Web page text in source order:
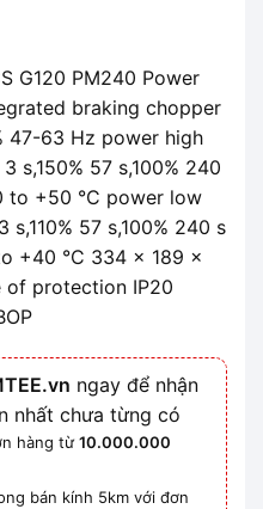
G120 PM240 Power
braking chopper
47-63 Hz power high
s,150% 57 s,100% 240
to +50 °C power low
s,110% 57 s,100% 240 s
+40 °C 334 x 189 x
of protection IP20
ngay để nhận
nhất chưa từng có
hàng từ10.000.000
bán kính 5km với đơn